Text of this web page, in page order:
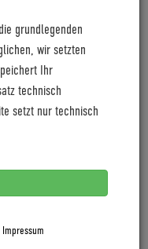
grundlegenden
wir setzten
Ihr
technisch
setzt nur technisch
Impressum
2027
show concept for